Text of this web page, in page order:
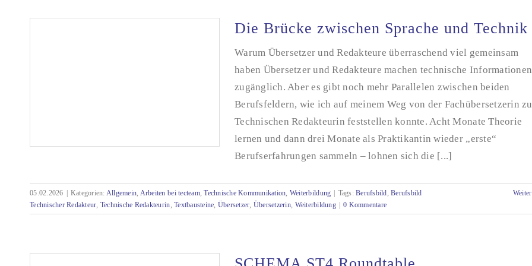
Die Brücke zwischen Sprache und Technik
Die Brücke zwischen Sprache und Technik
Warum Übersetzer und Redakteure überraschend viel gemeinsam
haben Übersetzer und Redakteure machen technische Informationen
zugänglich. Aber es gibt noch mehr Parallelen zwischen beiden
Berufsfeldern, wie ich auf meinem Weg von der Fachübersetzerin
Technischen Redakteurin feststellen konnte. Acht Monate Theorie
lernen und dann drei Monate als Praktikantin wieder „erste“
Berufserfahrungen sammeln – lohnen sich die [...]
05.02.2026 Kategorien: Allgemein, Arbeiten bei tecteam,Technische Kommunikation, Weiterbildung Tags:Berufsbild,Berufsbild
Technischer Redakteur, Technische Redakteurin,Textbausteine, Übersetzer, Übersetzerin, Weiterbildung 0 Kommentare